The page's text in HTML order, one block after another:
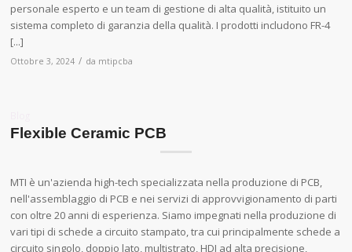
personale esperto e un team di gestione di alta qualità, istituito un
sistema completo di garanzia della qualità. I prodotti includono FR-4
[...]
Ottobre 3, 2024 / da mtipcba
Flexible Ceramic PCB
MTI è un'azienda high-tech specializzata nella produzione di PCB,
nell'assemblaggio di PCB e nei servizi di approvvigionamento di parti
con oltre 20 anni di esperienza. Siamo impegnati nella produzione di
vari tipi di schede a circuito stampato, tra cui principalmente schede a
circuito singolo, doppio lato, multistrato, HDI ad alta precisione,